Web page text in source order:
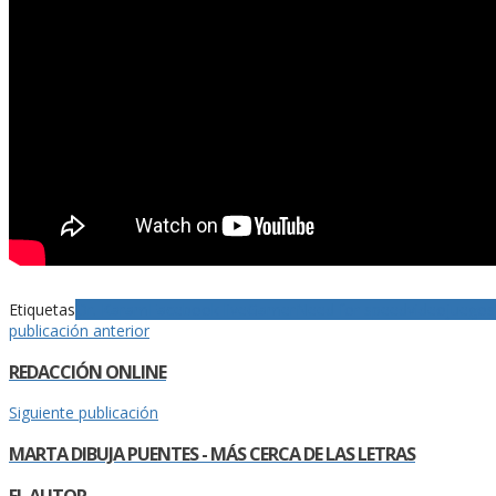
Etiquetas
publicación anterior
REDACCIÓN ONLINE
Siguiente publicación
MARTA DIBUJA PUENTES - MÁS CERCA DE LAS LETRAS